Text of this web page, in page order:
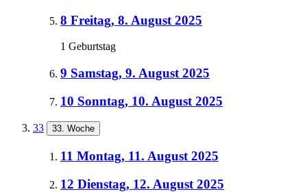
8 Freitag, 8. August 2025
1 Geburtstag
9 Samstag, 9. August 2025
10 Sonntag, 10. August 2025
33 33. Woche
11 Montag, 11. August 2025
12 Dienstag, 12. August 2025